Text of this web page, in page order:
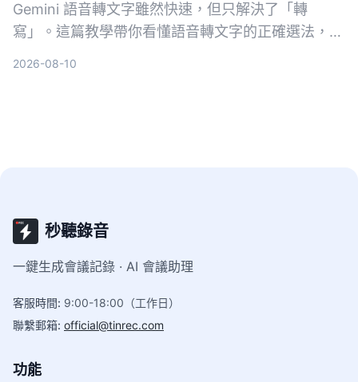
Gemini 語音轉文字雖然快速，但只解決了「轉
寫」。這篇教學帶你看懂語音轉文字的正確選法，並
2026-08-10
秒聽錄音
一鍵生成會議記錄 · AI 會議助理
客服時間: 9:00-18:00（工作日）
聯繫郵箱: official@tinrec.com
功能